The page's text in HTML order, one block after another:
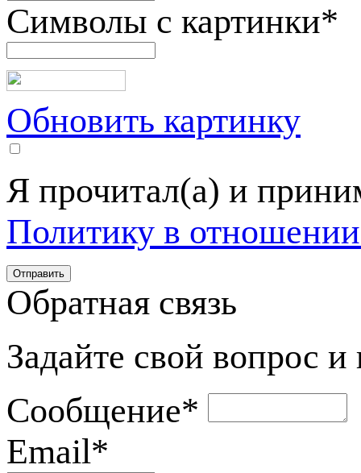
Символы с картинки*
Обновить картинку
Я прочитал(а) и
Политику в
Обратная связь
Задайте свой вопрос
Сообщение*
Email*